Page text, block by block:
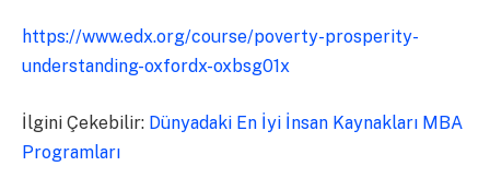
https://www.edx.org/course/poverty-prosperity-
understanding-oxfordx-oxbsg01x
İlgini Çekebilir: Dünyadaki En İyi İnsan Kaynakları MBA
Programları